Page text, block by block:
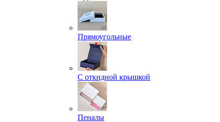
Прямоугольные
С откидной крышкой
Пеналы